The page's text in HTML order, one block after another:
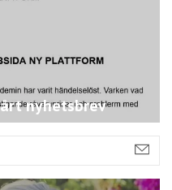
nyhetsbrev